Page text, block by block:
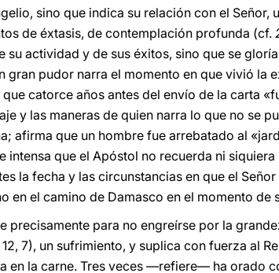
sino que indica su relación con el Señor,
de éxtasis, de contemplación profunda (cf.
su actividad y de sus éxitos, sino que se
gran pudor narra el momento en que vivió la
que catorce años antes del envío de la carta
y las maneras de quien narra lo que no se
afirma que un hombre fue arrebatado al
intensa que el Apóstol no recuerda ni
la fecha y las circunstancias en que el
en el camino de Damasco en el momento de
precisamente para no engreírse por la
12, 7), un sufrimiento, y suplica con fuerza al
en la carne. Tres veces —refiere— ha orado